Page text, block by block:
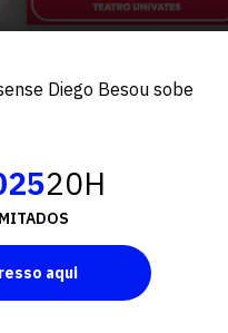
Diego Besou sobe
20H
aqui